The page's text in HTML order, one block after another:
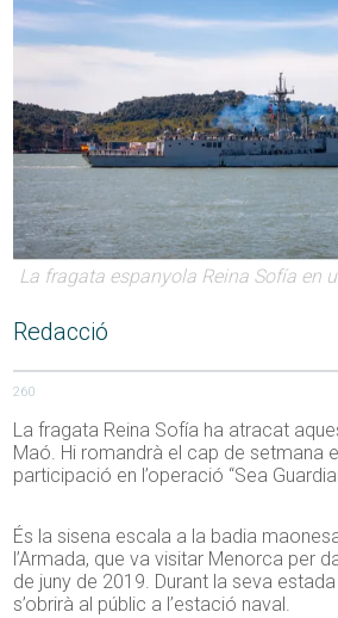
La fragata espanyola Reina Sofía en
Redacció
260
La fragata Reina Sofía ha atracat
Maó. Hi romandrà el cap de setmana
participació en l’operació “Sea
És la sisena escala a la badia
l’Armada, que va visitar Menorca per
de juny de 2019. Durant la seva estada
s’obrirà al públic a l’estació naval.